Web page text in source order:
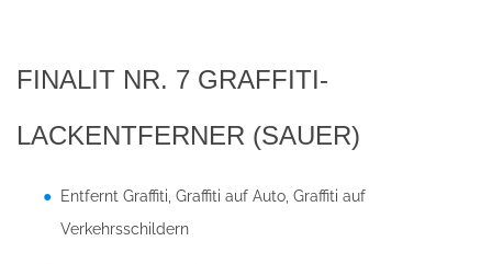
FINALIT NR. 7 GRAFFITI-
LACKENTFERNER (SAUER)
Entfernt Graffiti, Graffiti auf Auto, Graffiti auf
Verkehrsschildern